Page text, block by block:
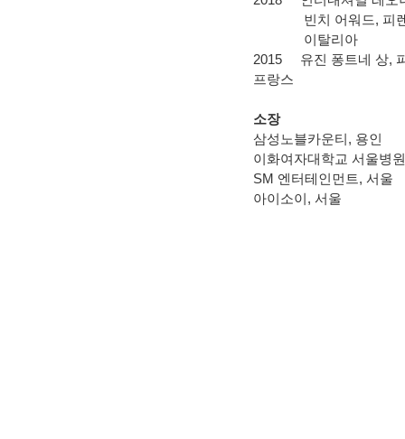
빈치 어워드, 피
이탈리아
2015
유진 퐁트네 상,
프랑스
소장
삼성노블카운티, 용인
이화여자대학교 서울병원
SM 엔터테인먼트, 서울
아이소이, 서울